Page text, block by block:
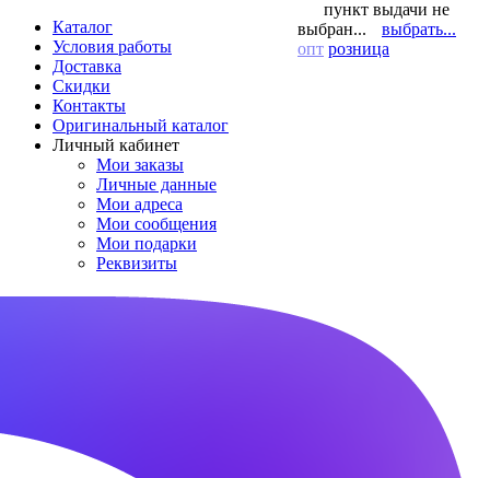
Каталог
Условия работы
Доставка
Скидки
Контакты
Оригинальный каталог
Личный кабинет
Мои заказы
Личные данные
Мои адреса
Мои сообщения
Мои подарки
Реквизиты
пункт выдачи не
выбран...
выбрать...
опт розница